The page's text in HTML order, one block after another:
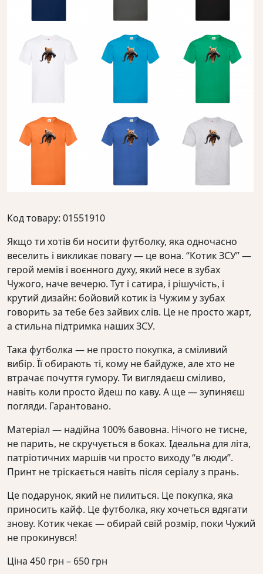
Код товару: 01551910
Якщо ти хотів би носити футболку, яка одночасно
веселить і викликає повагу — це вона. “Котик ЗСУ” —
герой мемів і воєнного духу, який несе в зубах
Чужого, наче вечерю. Тут і сатира, і рішучість, і
крутий дизайн: бойовий котик із Чужим у зубах
говорить за тебе без зайвих слів. Це не просто жарт,
а стильна підтримка наших ЗСУ.
Така футболка — не просто покупка, а сміливий
вибір. Її обирають ті, кому не байдуже, але хто не
втрачає почуття гумору. Ти виглядаєш сміливо,
навіть коли просто йдеш по каву. А ще — зупиняєш
погляди. Гарантовано.
Матеріал — надійна 100% бавовна. Нічого не тисне,
не парить, не скручується в боках. Ідеальна для літа,
патріотичних маршів чи просто виходу “в люди”.
Принт не тріскається навіть після серіалу з прань.
Це подарунок, який не пилиться. Це покупка, яка
приносить кайф. Це футболка, яку хочеться вдягати
знову. Котик чекає — обирай свій розмір, поки Чужий
не прокинувся!
Ціна 450 грн – 650 грн